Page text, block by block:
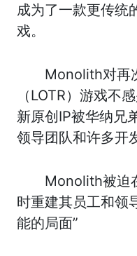
成为了一款更传统
戏。
Monolith对再
（LOTR）游戏
新原创IP被华纳兄
领导团队和许多开
Monolith被迫
时重建其员工和
能的局面”